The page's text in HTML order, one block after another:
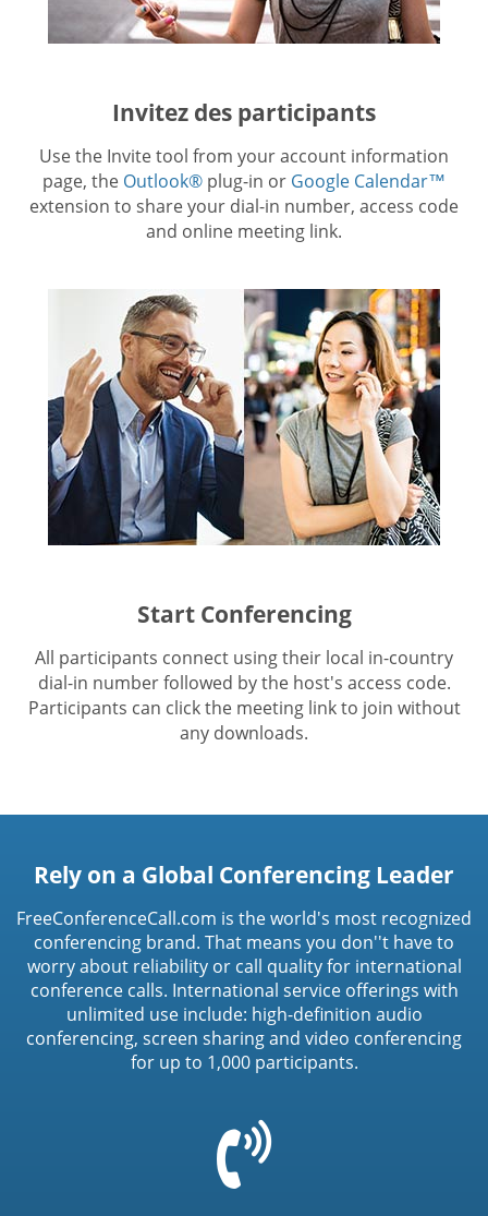
Invitez des participants
Use the Invite tool from your account information
page, the Outlook® plug-in or Google Calendar™
extension to share your dial-in number, access code
and online meeting link.
Start Conferencing
All participants connect using their local in-country
dial-in number followed by the host's access code.
Participants can click the meeting link to join without
any downloads.
Rely on a Global Conferencing Leader
FreeConferenceCall.com is the world's most recognized
conferencing brand. That means you don''t have to
worry about reliability or call quality for international
conference calls. International service offerings with
unlimited use include: high-definition audio
conferencing, screen sharing and video conferencing
for up to 1,000 participants.
t('common.phone_icon')